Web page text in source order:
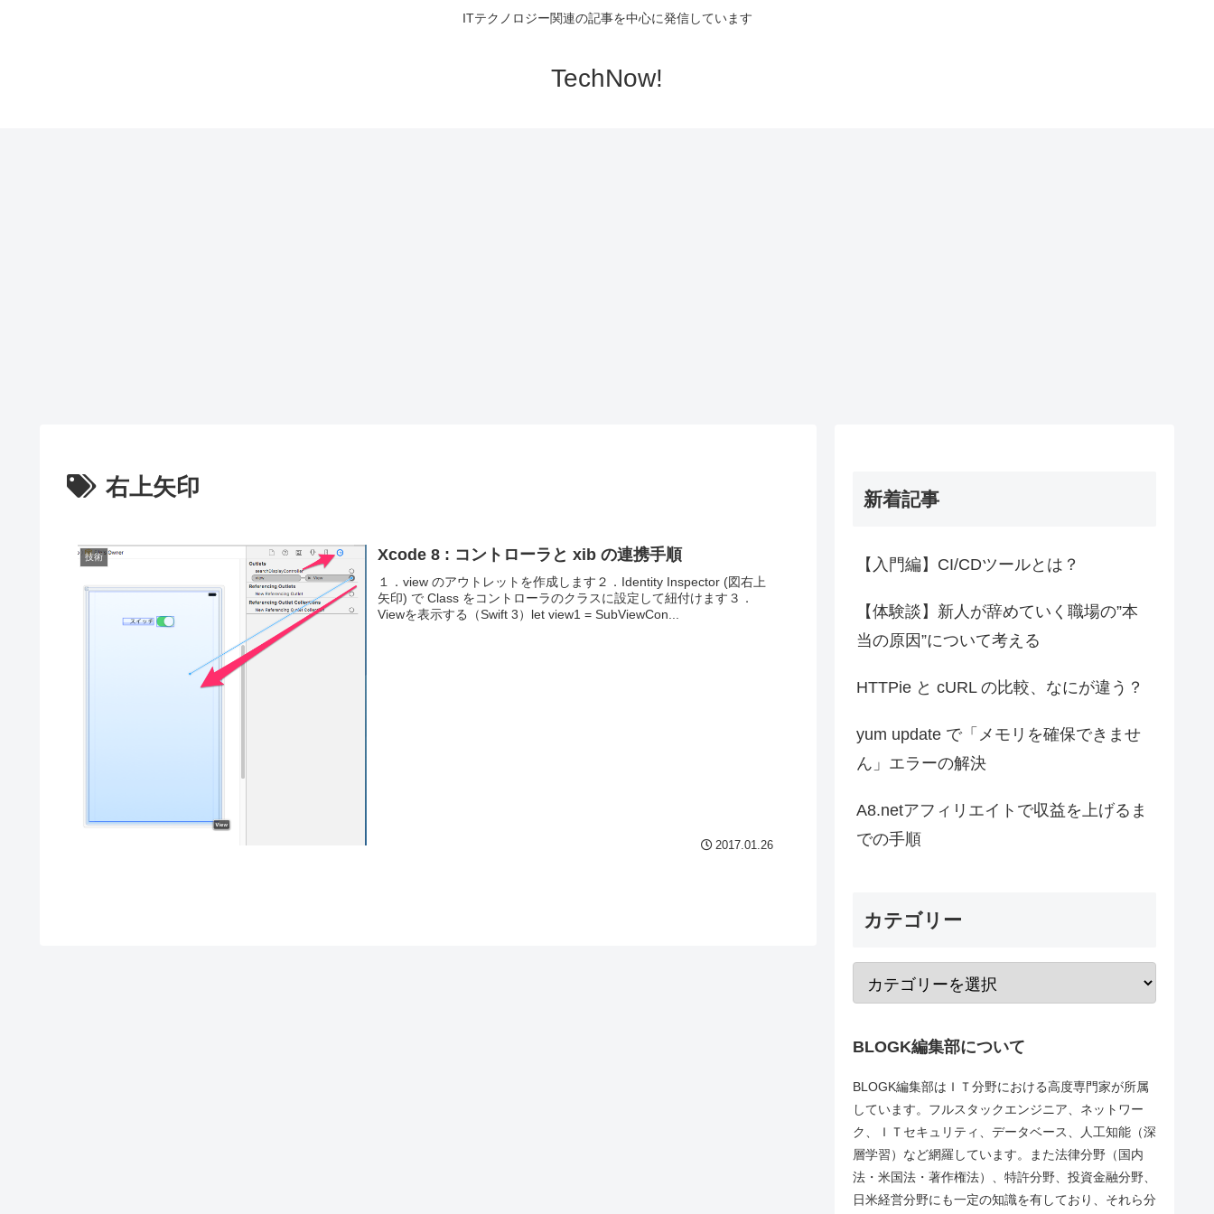
ITテクノロジー関連の記事を中心に発信しています
TechNow!
右上矢印
技術 Xcode 8 : コントローラと xib の連携手順
１．view のアウトレットを作成します２．Identity Inspector (図右上
矢印) で Class をコントローラのクラスに設定して紐付けます３．
Viewを表示する（Swift 3）let view1 = SubViewCon...
2017.01.26
新着記事
【入門編】CI/CDツールとは？
【体験談】新人が辞めていく職場の”本
当の原因”について考える
HTTPie と cURL の比較、なにが違う？
yum update で「メモリを確保できませ
ん」エラーの解決
A8.netアフィリエイトで収益を上げるま
での手順
カテゴリー
BLOGK編集部について
BLOGK編集部はＩＴ分野における高度専門家が所属
しています。フルスタックエンジニア、ネットワー
ク、ＩＴセキュリティ、データベース、人工知能（深
層学習）など網羅しています。また法律分野（国内
法・米国法・著作権法）、特許分野、投資金融分野、
日米経営分野にも一定の知識を有しており、それら分